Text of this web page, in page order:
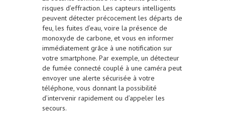
risques d’effraction. Les capteurs intelligents
peuvent détecter précocement les départs de
feu, les fuites d’eau, voire la présence de
monoxyde de carbone, et vous en informer
immédiatement grâce à une notification sur
votre smartphone. Par exemple, un détecteur
de fumée connecté couplé à une caméra peut
envoyer une alerte sécurisée à votre
téléphone, vous donnant la possibilité
d’intervenir rapidement ou d’appeler les
secours.